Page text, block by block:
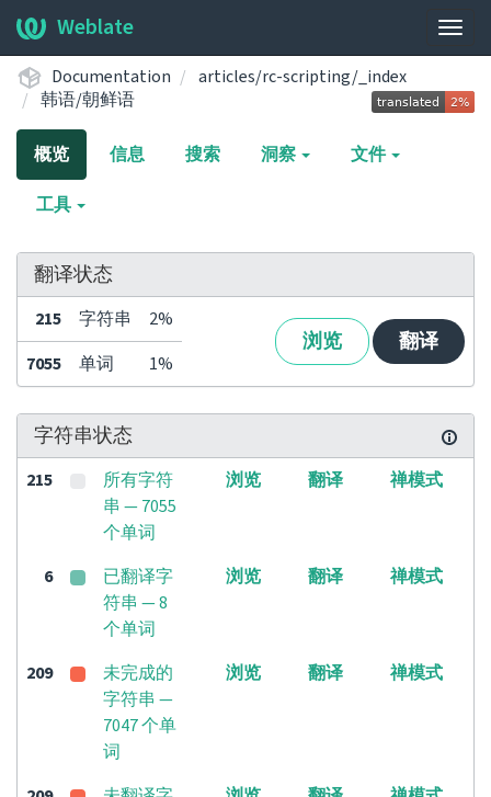
展
开/
起
Weblate
Documentation
articles/rc-scripting/_index
韩语/朝鲜语
概览 信息 搜索 洞察 文件
工具
翻译状态
215 字符串 2%
浏览 翻译
7055 单词 1%
字符串状态
215
所有字符
串 — 7055
个单词
浏览 翻译 禅模式
6
已翻译字
符串 — 8
个单词
浏览 翻译 禅模式
209
未完成的
字符串 —
7047 个单
词
浏览 翻译 禅模式